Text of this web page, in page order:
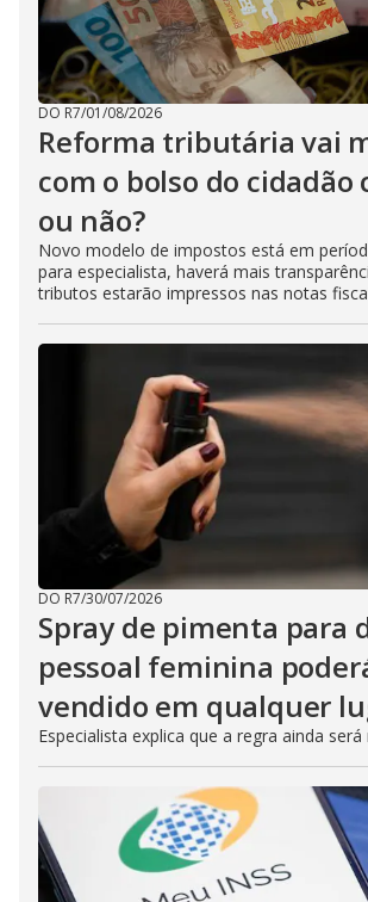
DO R7/01/08/2026
Reforma tributária vai
com o bolso do cidadão
ou não?
Novo modelo de impostos está em
para especialista, haverá mais
tributos estarão impressos nas notas
DO R7/30/07/2026
Spray de pimenta para
pessoal feminina
vendido em qualquer
Especialista explica que a regra ainda